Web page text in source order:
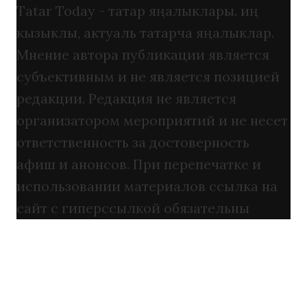
Tatar Today - татар яңалыклары. иң
кызыклы, актуаль татарча яңалыклар.
Мнение автора публикации является
субъективным и не является позицией
редакции. Редакция не является
организатором мероприятий и не несет
ответственность за достоверность
афиш и анонсов. При перепечатке и
использовании материалов ссылка на
сайт с гиперссылкой обязательны